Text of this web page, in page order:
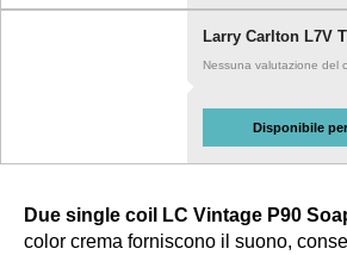
Larry Carlton L7V
Nessuna valutazione del
Disponibile
Due single coil LC Vintage P90
color crema forniscono il suono,